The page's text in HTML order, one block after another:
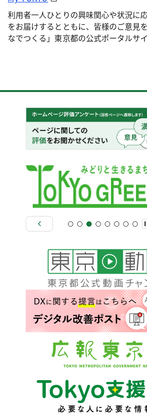
利用者一人ひとりの興味関心や状況に
をお届けするとともに、皆様のご意見
なでつくる」東京都の公式ポータルサイ